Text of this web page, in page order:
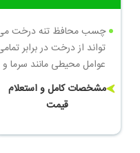
چسب محافظ تنه درخت
تواند از درخت در برابر
عوامل محیطی مانند سرما و
گرما، آفات گوناگون و بیماری
ها جوندگان که می توانند
آسیب های جبران نا پذیری به
درختان بزنند محافظت کند
مشخصات کامل و استعلام
قیمت